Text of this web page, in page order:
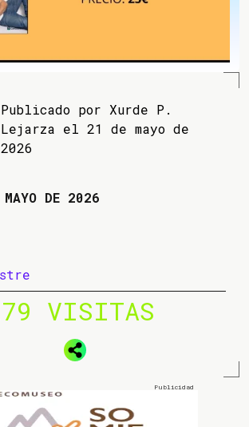
Publicado por Xurde P.
Lejarza el 21 de mayo de
2026
DE 2026
VISITAS